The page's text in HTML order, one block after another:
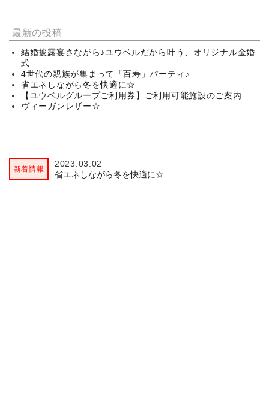
最新の投稿
結婚披露宴さながら♪ユウベルだから叶う、オリジナル金婚
式
4世代の親族が集まって「百寿」パーティ♪
省エネしながら冬を快適に☆
【ユウベルグループご利用券】ご利用可能施設のご案内
ヴィーガンレザー☆
2023.03.02
省エネしながら冬を快適に☆